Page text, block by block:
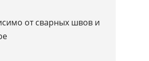
от сварных швов и